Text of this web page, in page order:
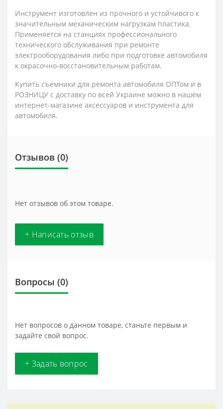
Инструмент изготовлен из прочного и устойчивого к
значительным механическим нагрузкам пластика.
Применяется на станциях профессионального
технического обслуживания при ремонте
электрооборудования либо при подготовке автомобиля
к окрасочно-восстановительным работам.
Купить съемники для ремонта автомобиля ОПТом и в
РОЗНИЦУ с доставку по всей Украине можно в нашем
интернет-магазине аксессуаров и инструмента для
автомобиля.
Отзывов (0)
Нет отзывов об этом товаре.
+ Написать отзыв
Вопросы (0)
Нет вопросов о данном товаре, станьте первым и
задайте свой вопрос.
+ Задать вопрос